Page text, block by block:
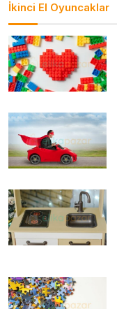
İkinci El Oyuncaklar